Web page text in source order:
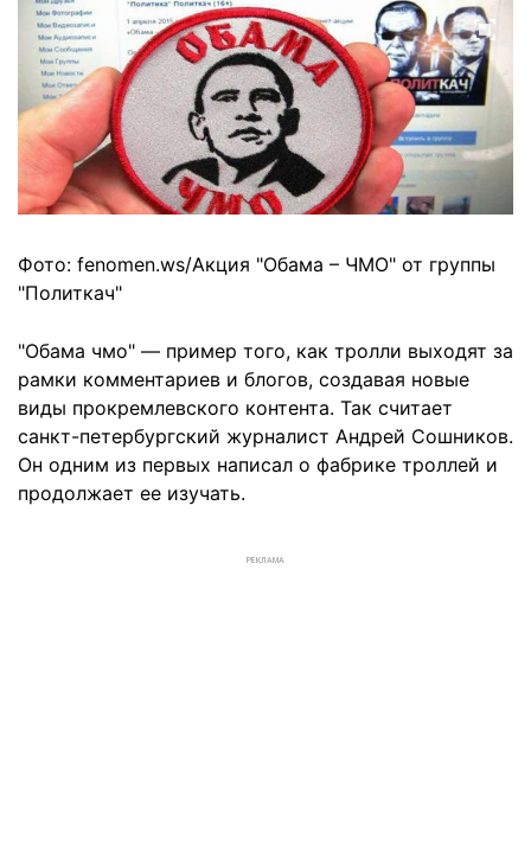
Фото: fenomen.ws/Акция "Обама – ЧМО" от группы
"Политкач"
"Обама чмо" — пример того, как тролли выходят за
рамки комментариев и блогов, создавая новые
виды прокремлевского контента. Так считает
санкт-петербургский журналист Андрей Сошников.
Он одним из первых написал о фабрике троллей и
продолжает ее изучать.
РЕКЛАМА